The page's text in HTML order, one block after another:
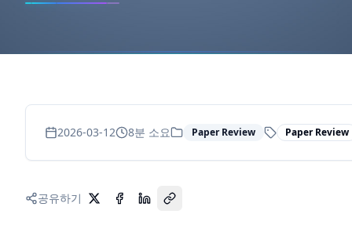
2026-03-12 8분 소요 Paper Review Paper Review
공유하기